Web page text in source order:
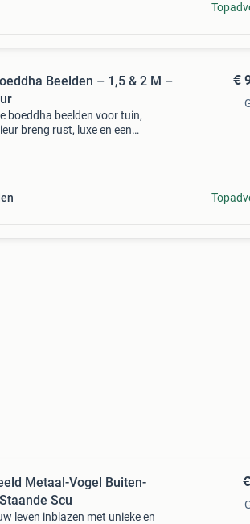
Beelden – 1,5 & 2 M –
boeddha beelden voor tuin,
breng rust, luxe en een
€
Metaal-Vogel Buiten-
Scu
leven inblazen met unieke en